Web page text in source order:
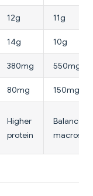
12g 11g
14g 10g
380mg 550mg
80mg 150mg
Higher
protein
Balanced
macros